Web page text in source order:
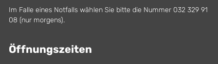
Im Falle eines Notfalls wählen Sie bitte die Nummer 032 329 91
08 (nur morgens).
Öffnungszeiten